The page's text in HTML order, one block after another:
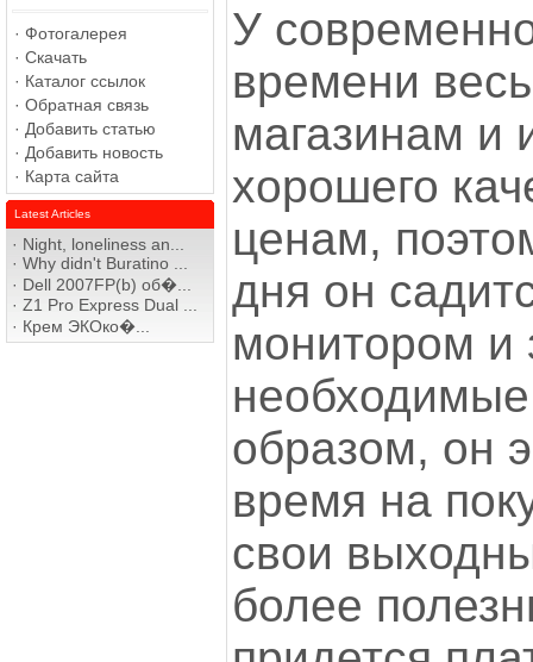
· Фотогалерея
· Скачать
· Каталог ссылок
· Обратная связь
· Добавить статью
· Добавить новость
· Карта сайта
Latest Articles
· Night, loneliness an...
· Why didn't Buratino ...
· Dell 2007FP(b) об�...
· Z1 Pro Express Dual ...
· Крем ЭКОко�...
У
времени
магазинам и
хорошего
ценам,
дня он
монитором и
образом, он
время на
свои
более